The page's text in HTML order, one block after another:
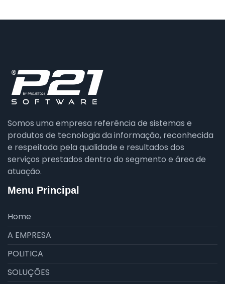
Somos uma empresa referência de sistemas e
produtos de tecnologia da informação, reconhecida
e respeitada pela qualidade e resultados dos
serviços prestados dentro do segmento e área de
atuação.
Menu Principal
Home
A EMPRESA
POLITICA
SOLUÇÕES